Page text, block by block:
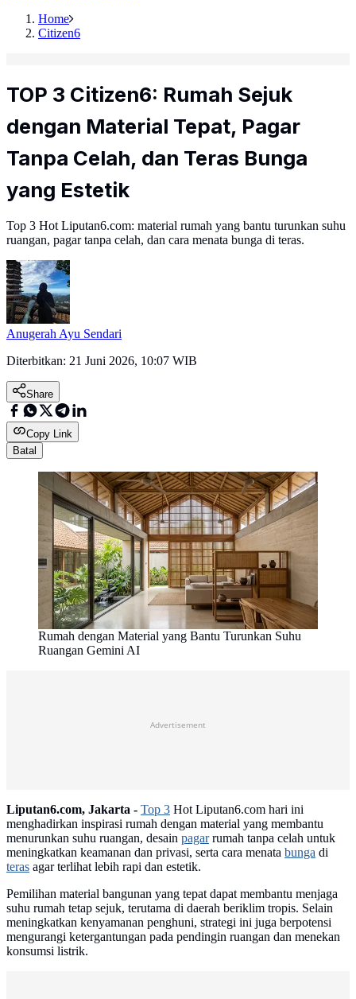
Home
Citizen6
TOP 3 Citizen6: Rumah Sejuk
dengan Material Tepat, Pagar
Tanpa Celah, dan Teras Bunga
yang Estetik
Top 3 Hot Liputan6.com: material rumah yang bantu turunkan suhu
ruangan, pagar tanpa celah, dan cara menata bunga di teras.
Anugerah Ayu Sendari
Diterbitkan: 21 Juni 2026, 10:07 WIB
Share
Copy Link
Batal
Rumah dengan Material yang Bantu Turunkan Suhu
Ruangan Gemini AI
Advertisement
Liputan6.com, Jakarta - Top 3 Hot Liputan6.com hari ini
menghadirkan inspirasi rumah dengan material yang membantu
menurunkan suhu ruangan, desain pagarrumah tanpa celah untuk
meningkatkan keamanan dan privasi, serta cara menata bunga di
teras agar terlihat lebih rapi dan estetik.
Pemilihan material bangunan yang tepat dapat membantu menjaga
suhu rumah tetap sejuk, terutama di daerah beriklim tropis. Selain
meningkatkan kenyamanan penghuni, strategi ini juga berpotensi
mengurangi ketergantungan pada pendingin ruangan dan menekan
konsumsi listrik.